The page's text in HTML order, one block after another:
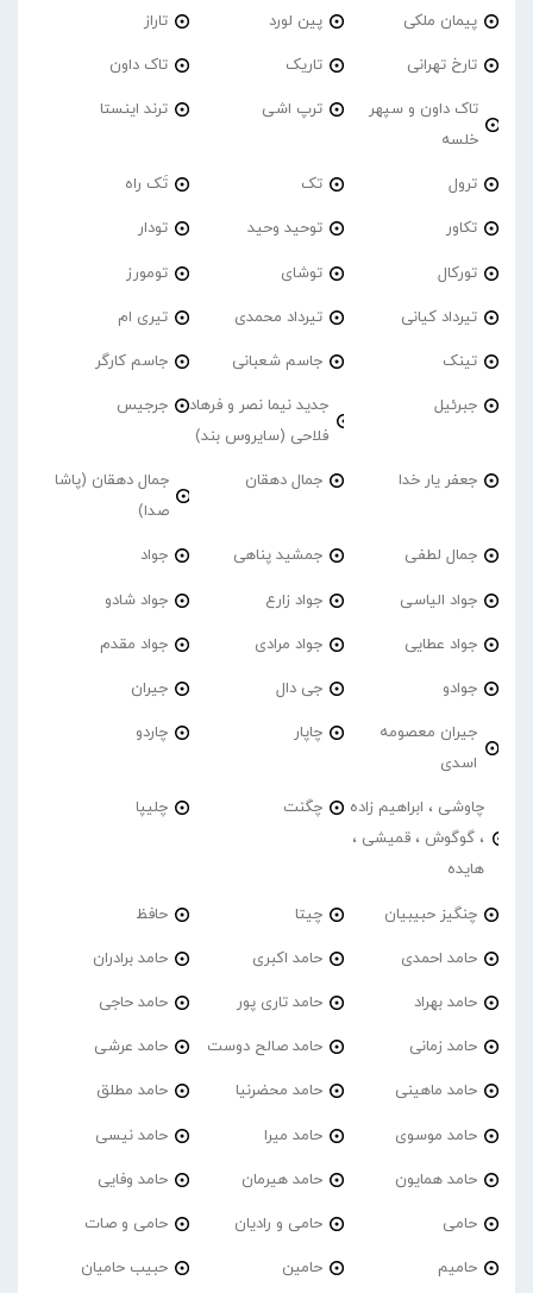
پیمان ملکی پین لورد تاراز
تارخ تهرانی تاریک تاک داون
تاک داون و سپهر
خلسه
ترپ اشی ترند اینستا
ترول تک تَک راه
تکاور توحید وحید تودار
تورکال توشای تومورز
تیرداد کیانی تیرداد محمدی تیری ام
تینک جاسم شعبانی جاسم کارگر
جبرئیل
جدید نیما نصر و فرهاد
فلاحی (سایروس بند)
جرجیس
جعفر یار خدا جمال دهقان
جمال دهقان (پاشا
صدا)
جمال لطفی جمشید پناهی جواد
جواد الیاسی جواد زارع جواد شادو
جواد عطایی جواد مرادی جواد مقدم
جوادو جی دال جیران
جیران معصومه
اسدی
چاپار چاردو
چاوشی ، ابراهیم زاده
، گوگوش ، قمیشی ،
هایده
چگنت چلیپا
چنگیز حبیبیان چیتا حافظ
حامد احمدی حامد اکبری حامد برادران
حامد بهراد حامد تاری پور حامد حاجی
حامد زمانی حامد صالح دوست حامد عرشی
حامد ماهینی حامد محضرنیا حامد مطلق
حامد موسوی حامد میرا حامد نیسی
حامد همایون حامد هیرمان حامد وفایی
حامی حامی و رادیان حامی و صات
حامیم حامین حبیب حامیان